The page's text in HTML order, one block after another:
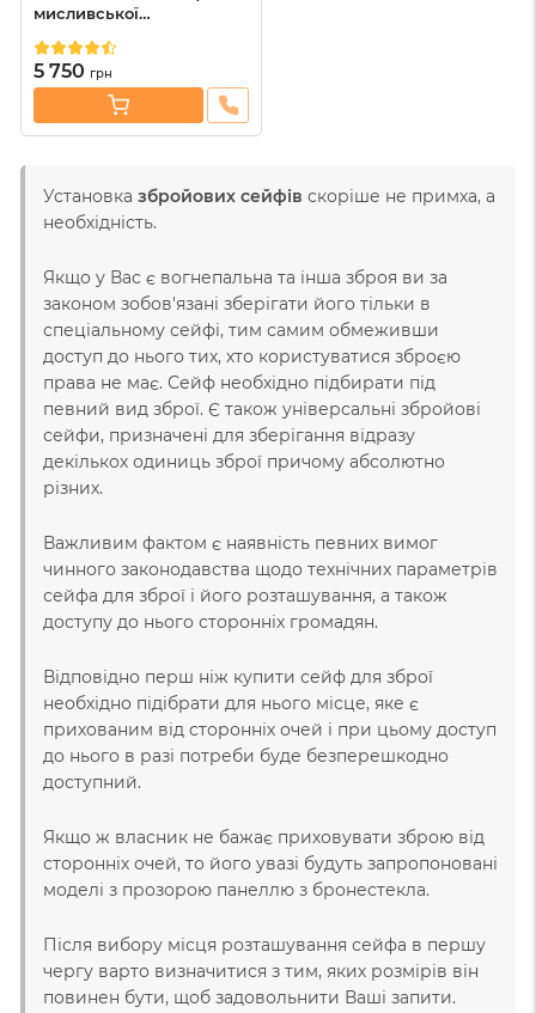
мисливської
5 750 грн
Установка збройових сейфів скоріше не примха, а
необхідність.
Якщо у Вас є вогнепальна та інша зброя ви за
законом зобов'язані зберігати його тільки в
спеціальному сейфі, тим самим обмеживши
доступ до нього тих, хто користуватися зброєю
права не має. Сейф необхідно підбирати під
певний вид зброї. Є також універсальні збройові
сейфи, призначені для зберігання відразу
декількох одиниць зброї причому абсолютно
різних.
Важливим фактом є наявність певних вимог
чинного законодавства щодо технічних параметрів
сейфа для зброї і його розташування, а також
доступу до нього сторонніх громадян.
Відповідно перш ніж купити сейф для зброї
необхідно підібрати для нього місце, яке є
прихованим від сторонніх очей і при цьому доступ
до нього в разі потреби буде безперешкодно
доступний.
Якщо ж власник не бажає приховувати зброю від
сторонніх очей, то його увазі будуть запропоновані
моделі з прозорою панеллю з бронестекла.
Після вибору місця розташування сейфа в першу
чергу варто визначитися з тим, яких розмірів він
повинен бути, щоб задовольнити Ваші запити.